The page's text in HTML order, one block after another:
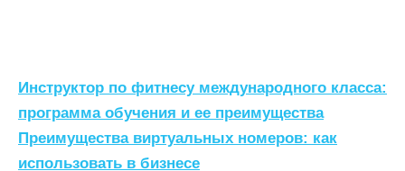
Н
а
в
Инструктор по фитнесу международного класса:
программа обучения и ее преимущества
Преимущества виртуальных номеров: как
использовать в бизнесе